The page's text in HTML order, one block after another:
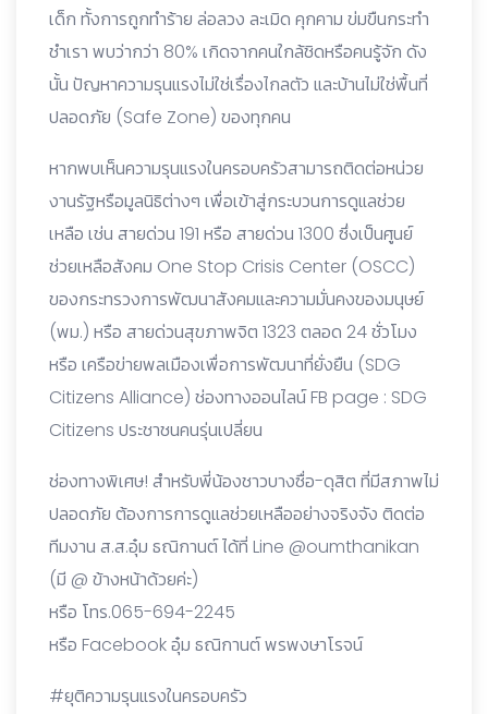
เด็ก ทั้งการถูกทำร้าย ล่อลวง ละเมิด คุกคาม ข่มขืนกระทำ
ชำเรา พบว่ากว่า 80% เกิดจากคนใกล้ชิดหรือคนรู้จัก ดัง
นั้น ปัญหาความรุนแรงไม่ใช่เรื่องไกลตัว และบ้านไม่ใช่พื้นที่
ปลอดภัย (Safe Zone) ของทุกคน
หากพบเห็นความรุนแรงในครอบครัวสามารถติดต่อหน่วย
งานรัฐหรือมูลนิธิต่างๆ เพื่อเข้าสู่กระบวนการดูแลช่วย
เหลือ เช่น สายด่วน 191 หรือ สายด่วน 1300 ซึ่งเป็นศูนย์
ช่วยเหลือสังคม One Stop Crisis Center (OSCC)
ของกระทรวงการพัฒนาสังคมและความมั่นคงของมนุษย์
(พม.) หรือ สายด่วนสุขภาพจิต 1323 ตลอด 24 ชั่วโมง
หรือ เครือข่ายพลเมืองเพื่อการพัฒนาที่ยั่งยืน (SDG
Citizens Alliance) ช่องทางออนไลน์ FB page : SDG
Citizens ประชาชนคนรุ่นเปลี่ยน
ช่องทางพิเศษ! สำหรับพี่น้องชาวบางซื่อ-ดุสิต ที่มีสภาพไม่
ปลอดภัย ต้องการการดูแลช่วยเหลืออย่างจริงจัง ติดต่อ
ทีมงาน ส.ส.อุ๋ม ธณิกานต์ ได้ที่ Line @oumthanikan
(มี @ ข้างหน้าด้วยค่ะ)
หรือ โทร.065-694-2245
หรือ Facebook อุ๋ม ธณิกานต์ พรพงษาโรจน์
#ยุติความรุนแรงในครอบครัว